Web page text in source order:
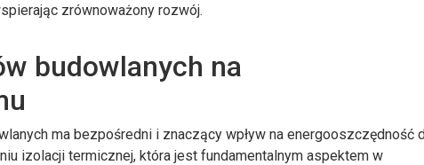
zrównoważony rozwój.
budowlanych na
ma bezpośredni i znaczący wpływ na energooszczędność
izolacji termicznej, która jest fundamentalnym aspektem w